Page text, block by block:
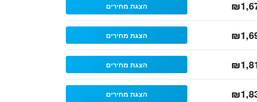
הצגת מחירים
הצגת מחירים
הצגת מחירים
הצגת מחירים